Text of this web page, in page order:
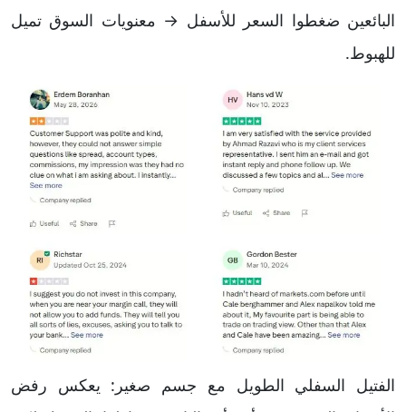
البائعين ضغطوا السعر للأسفل → معنويات السوق تميل
للهبوط.
الفتيل السفلي الطويل مع جسم صغير: يعكس رفض